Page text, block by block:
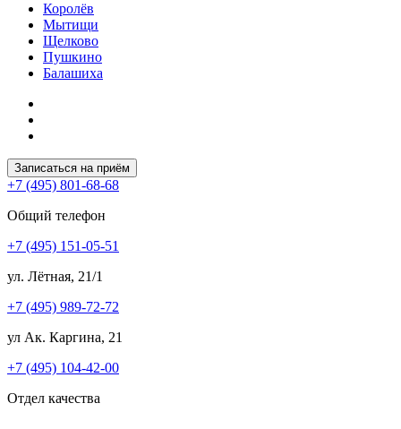
Королёв
Мытищи
Щелково
Пушкино
Балашиха
Записаться на приём
+7 (495) 801-68-68
Общий телефон
+7 (495) 151-05-51
ул. Лётная, 21/1
+7 (495) 989-72-72
ул Ак. Каргина, 21
+7 (495) 104-42-00
Отдел качества